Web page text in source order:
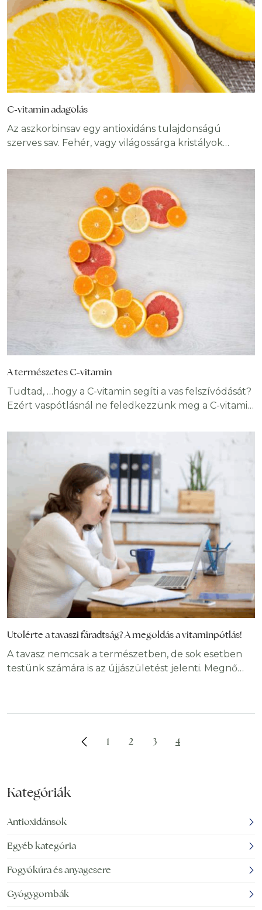
C-vitamin adagolás
Az aszkorbinsav egy antioxidáns tulajdonságú
szerves sav. Fehér, vagy világossárga kristályok
enantiomere, más néven C-vitamin. A név eredete: a-
fosztóképző és scorbuticus (=skorbut) mivel a
molekula hiánya az emberi szervezetben
skorbuthoz vezethet. Élelmiszer-adalékanyagkénti
azonosítója E300. Az aszkorbinsav
cukorszármazéknak tekinthető, az L-aszkorbinsav a
2-dezoxi-2-keto-L-gulonsav γ-laktonjának en-diol -
alakjának tekinthető. Vízben jól oldódik.
A természetes C-vitamin
Tudtad, …hogy a C-vitamin segíti a vas felszívódását?
Ezért vaspótlásnál ne feledkezzünk meg a C-vitamin
vegyület kedvező hatását egyéb antioxidánsokkal
(A-, C-, E-vitamin) együtt fejti ki? …hogy a túlzott
mennyiség visszaüthet, így egyes antioxidánsok
(béta-karotin, A-, C-, E-vitamin) külsőleges pótlása
nem minden esetben egészségvédő tényező?
Életünk részei, a
Utolérte a tavaszi fáradtság? A megoldás a vitaminpótlás!
A tavasz nemcsak a természetben, de sok esetben
testünk számára is az újjászületést jelenti. Megnő
első gólyák, kibújnak az első tavaszi virágok.Ezzel
időszak jelentős megterhelést ró. Cikkünkben
1 2 3 4
Kategóriák
Antioxidánsok
Egyéb kategória
Fogyókúra és anyagcsere
Gyógygombák